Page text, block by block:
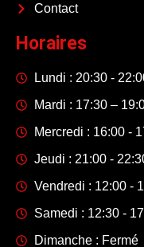
Contact
Horaires
Lundi : 20:30 -
Mardi : 17:30 –
Mercredi : 16:00 -
Jeudi : 21:00 -
Vendredi : 12:00 -
Samedi : 12:30 -
Dimanche : Fermé